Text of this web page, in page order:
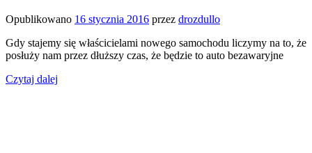
Opublikowano 16 stycznia 2016 przez drozdullo
Gdy stajemy się właścicielami nowego samochodu liczymy na to, że
posłuży nam przez dłuższy czas, że będzie to auto bezawaryjne
Czytaj dalej